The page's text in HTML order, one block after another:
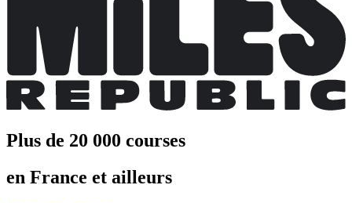
Plus de 20 000 courses
en France et ailleurs